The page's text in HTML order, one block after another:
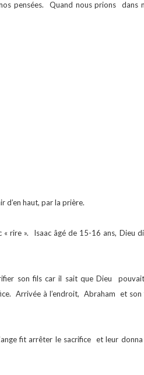
pensées. Quand nous prions dans
d’en haut, par la prière.
« rire ». Isaac âgé de 15-16 ans, Dieu
son fils car il sait que Dieu
Arrivée à l’endroit, Abraham et son
fit arrêter le sacrifice et leur donna